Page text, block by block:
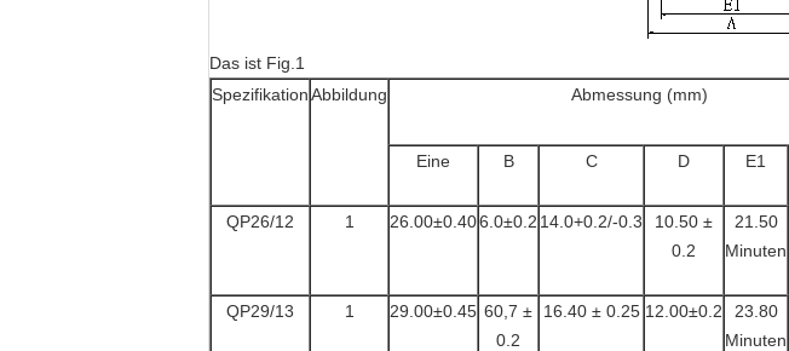
Das ist Fig.1
SpezifikationAbbildung Abmessung (mm)
Eine B C D E1
QP26/12 1 26.00±0.406.0±0.2 14.0+0.2/-0.3
10.50 ±
0.2
21.50
Minuten
QP29/13 1 29.00±0.45 60,7 ±
0.2
16.40 ± 0.25 12.00±0.2
23.80
Minuten